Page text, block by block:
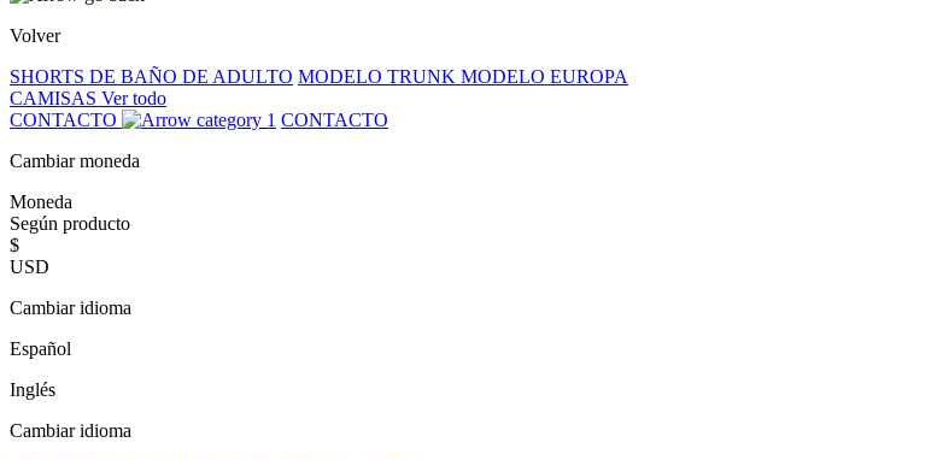
Volver
SHORTS DE BAÑO DE ADULTO MODELO TRUNK MODELO EUROPA
CAMISAS Ver todo
CONTACTO
CONTACTO
Cambiar moneda
Moneda
Según producto
$
USD
Cambiar idioma
Español
Inglés
Cambiar idioma